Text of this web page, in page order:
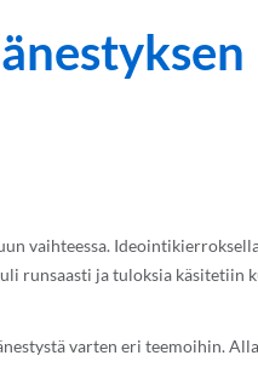
vaihteessa.
runsaasti ja tuloksia käsitetiin
varten eri teemoihin. Alla